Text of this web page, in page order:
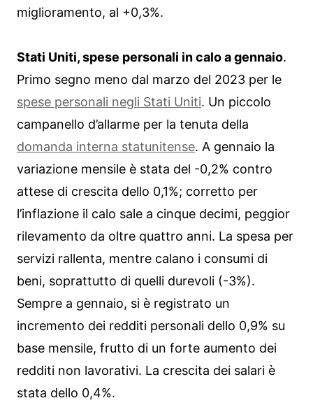
miglioramento, al +0,3%.
Stati Uniti, spese personali in calo a gennaio.
Primo segno meno dal marzo del 2023 per le
spese personali negli Stati Uniti. Un piccolo
campanello d’allarme per la tenuta della
domanda interna statunitense. A gennaio la
variazione mensile è stata del -0,2% contro
attese di crescita dello 0,1%; corretto per
l’inflazione il calo sale a cinque decimi, peggior
rilevamento da oltre quattro anni. La spesa per
servizi rallenta, mentre calano i consumi di
beni, soprattutto di quelli durevoli (-3%).
Sempre a gennaio, si è registrato un
incremento dei redditi personali dello 0,9% su
base mensile, frutto di un forte aumento dei
redditi non lavorativi. La crescita dei salari è
stata dello 0,4%.